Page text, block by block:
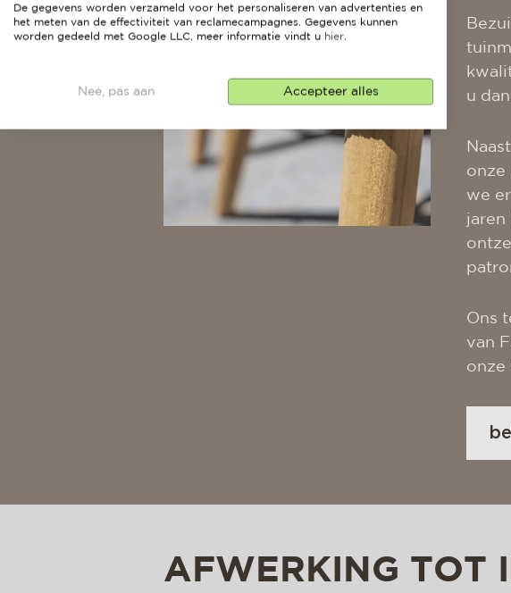
u
onze
we
jaren
Ons
van
onze
AFWERKING TOT
De gegevens worden verzameld voor het personaliseren van advertenties en
het meten van de effectiviteit van reclamecampagnes. Gegevens kunnen
worden gedeeld met Google LLC, meer informatie vindt u hier.
Nee, pas aan Accepteer alles